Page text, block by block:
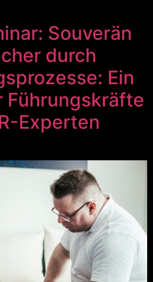
Souverän
durch
Ein
Führungskräfte
Experten